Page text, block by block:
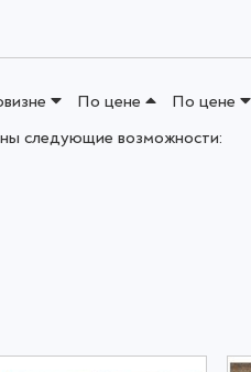
По цене
По цене
следующие возможности: